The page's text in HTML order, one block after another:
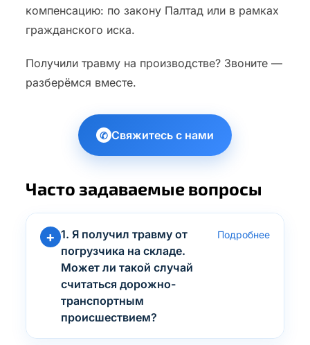
компенсацию: по закону Палтад или в рамках
гражданского иска.
Получили травму на производстве? Звоните —
разберёмся вместе.
✆ Свяжитесь с нами
Часто задаваемые вопросы
1. Я получил травму от
погрузчика на складе.
Может ли такой случай
считаться дорожно-
транспортным
происшествием?
Подробнее